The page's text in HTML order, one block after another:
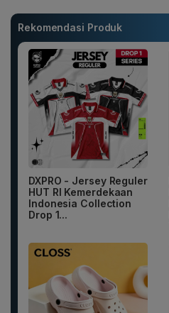
Rekomendasi Produk
DXPRO - Jersey Reguler
HUT RI Kemerdekaan
Indonesia Collection
Drop 1...